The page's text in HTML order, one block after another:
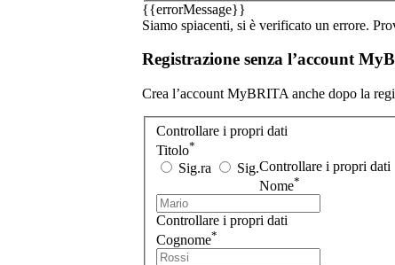
{{errorMessage}}
Siamo spiacenti, si è verificato un errore.
Registrazione senza l’account
Crea l’account MyBRITA anche dopo la
Controllare i propri dati
Titolo*
Sig.ra Sig.Controllare i propri dati
Nome*
Controllare i propri dati
Cognome*